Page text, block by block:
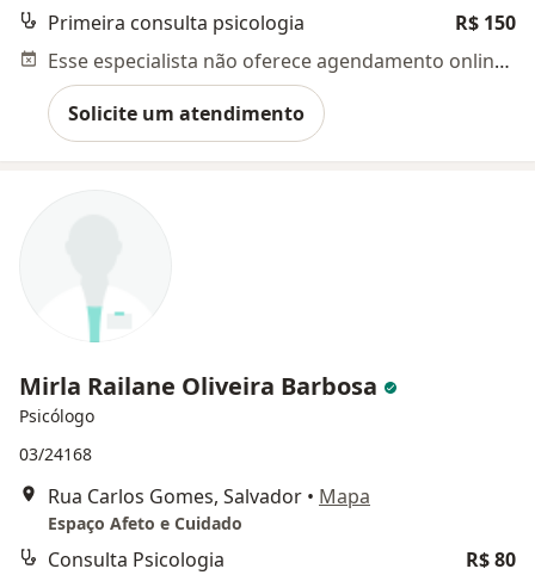
Primeira consulta psicologia
R$ 150
Esse especialista não oferece agendamento online para esse endereço.
Solicite um atendimento
Mirla Railane Oliveira Barbosa
Psicólogo
03/24168
Rua Carlos Gomes, Salvador • Mapa
Espaço Afeto e Cuidado
Consulta Psicologia
R$ 80